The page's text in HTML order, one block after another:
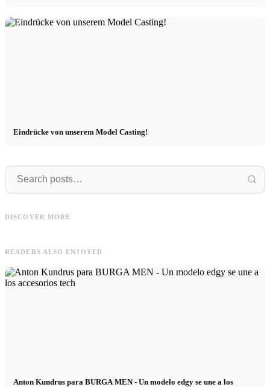
Eindrücke von unserem Model Casting!
DISCOVER MORE
Kauer
READERS ALSO ENJOYED
Anton Kundrus para BURGA MEN - Un modelo edgy se une a los